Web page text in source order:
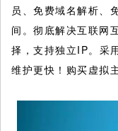
员、免费域名解析、
间。彻底解决互联网
择，支持独立IP。采
维护更快！购买虚拟